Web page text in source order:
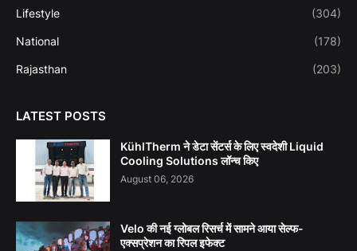
Lifestyle (304)
National (178)
Rajasthan (203)
LATEST POSTS
KühlTherm ने डेटा सेंटर्स के लिए स्वदेशी Liquid
Cooling Solutions लॉन्च किए
August 06, 2026
Velo की नई ग्लोबल रिसर्च में सामने आया सेल्फ-
एक्सप्रेशन का रिपल इफेक्ट